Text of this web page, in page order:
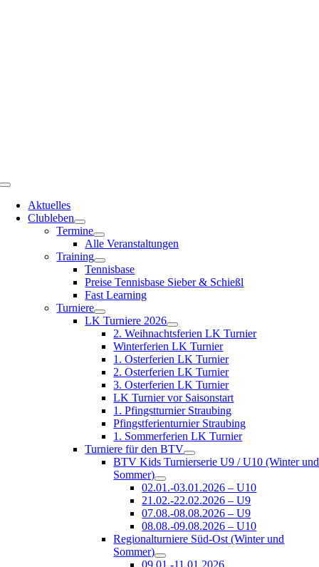
Toggle
NavigationAktuelles
Clubleben
Termine
Alle Veranstaltungen
Training
Tennisbase
Preise Tennisbase Sieber & Schießl
Fast Learning
Turniere
LK Turniere 2026
2. Weihnachtsferien LK Turnier
Winterferien LK Turnier
1. Osterferien LK Turnier
2. Osterferien LK Turnier
3. Osterferien LK Turnier
LK Turnier vor Saisonstart
1. Pfingstturnier Straubing
Pfingstferienturnier Straubing
1. Sommerferien LK Turnier
Turniere für den BTV
BTV Kids Turnierserie U9 / U10 (Winter und
Sommer)
02.01.-03.01.2026 – U10
21.02.-22.02.2026 – U9
07.08.-08.08.2026 – U9
08.08.-09.08.2026 – U10
Regionalturniere Süd-Ost (Winter und
Sommer)
09.01.-11.01.2026